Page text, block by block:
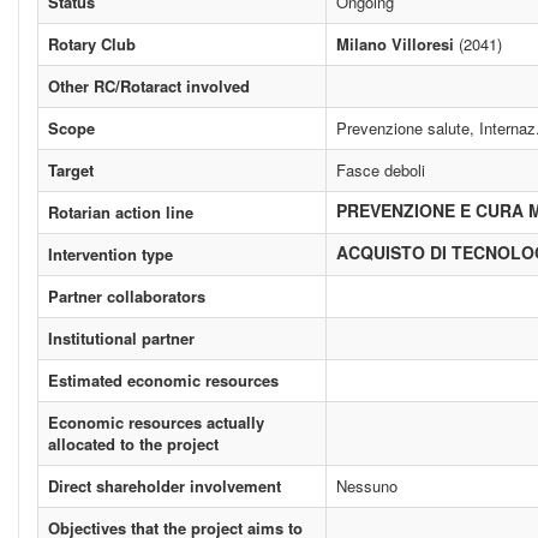
Rotary Club
Milano Villoresi (2041)
Other RC/Rotaract involved
Scope
Prevenzione salute, Internaz.
Target
Fasce deboli
Rotarian action line
PREVENZIONE E CURA
Intervention type ACQUISTO DI
Partner collaborators
Institutional partner
Estimated economic resources
Economic resources actually
allocated to the project
Direct shareholder involvement
Nessuno
Objectives that the project aims to